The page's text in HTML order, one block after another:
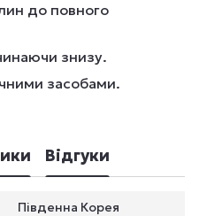
до повного
знизу.
засобами.
Відгуки
Південна Корея